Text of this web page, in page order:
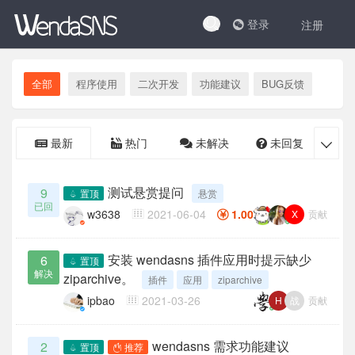
登录 注册
全部 程序使用 二次开发 功能建议 BUG反馈
最新 热门 未解决 未回复 
9
已回
置顶 测试悬赏提问 悬赏
w3638 2021-06-04 贡献
X
1.00
6
解决
置顶
安装 wendasns 插件应用时提示缺少
ziparchive。
插件 应用 ziparchive
ipbao 2021-03-26 贡献
H 战
2 置顶 推荐 wendasns 需求功能建议